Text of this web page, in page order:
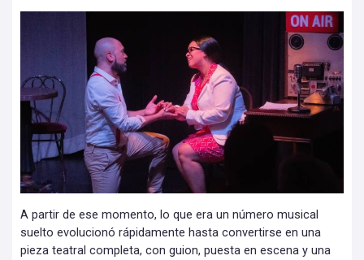
A partir de ese momento, lo que era un número musical
suelto evolucionó rápidamente hasta convertirse en una
pieza teatral completa, con guion, puesta en escena y una